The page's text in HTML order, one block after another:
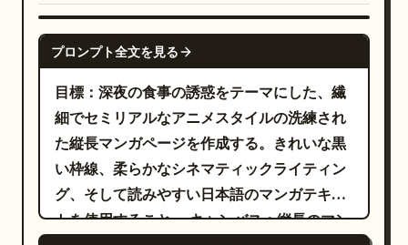
スホルダーを、銀髪の悪魔バージョンの男性
キャラクターに置き換えてください。黒い
いポーズ、紫色の不穏な背景を描写してくだ
さい。吹き出しを 2 つ配置し、「ちっ…冷奴
は正直おいしいので何も言えません…」およ
び「せめてネギとかかは載せましょう それく
らいの悪は許されます」と入れてください。
ージを作成すること。 レイアウト：4 つのコ
マを正確に維持してください。上部に横長の
コマが 1 つ、中央に斜めのコマが 2 つ並び、
下部に横長のコマが 1 つです。漫画のコマ枠
はきれいな黒線で描き、中央の 2 つのコマは
斜めのガター（余白）で区切ってください。
下部中央にアーティスト名
@_sagyo
を追
加してください。 キャラクターの置き換え：
- 「あちゃち」のプレースホルダーを、長い
黒髪で表情豊かな少女漫画風の瞳を持ち、茶
GPT IMAGE 2
プロンプト全文を見る
目標：深夜の食事の誘惑をテーマにした、繊
細でセミリアルなアニメスタイルの洗練され
た縦長マンガページを作成する。きれいな黒
い枠線、柔らかなシネマティックライティン
グ、そして読みやすい日本語のマンガテキス
トを使用すること。 キャンバス：縦長のマン